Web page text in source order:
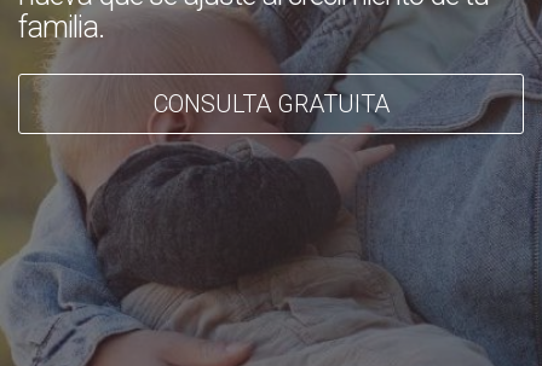
familia.
CONSULTA GRATUITA